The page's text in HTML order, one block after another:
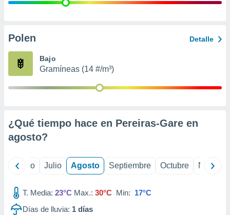
e
publicidad
Polen Detalle
Bajo
Gramíneas (14 #/m³)
¿Qué tiempo hace en Pereiras-Gare en
agosto?
Junio Julio Agosto Septiembre Octubre
T. Media: 23°C Max.: 30°C Min: 17°C
Días de lluvia: 1 días